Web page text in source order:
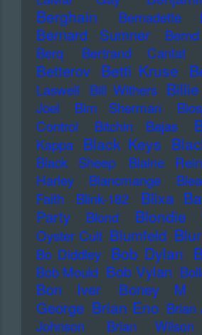
Berghain Bernadette
Bernard Sumner
Berq
Bertrand Cantat
Betterov Betti Kruse
Laswell
Bill Withers
Joel
Bim Sherman
Control
Bitchin Bajas
Kappa Black Keys
Black Sheep Blaine
Harley
Blancmange
Faith
Blink-182 Blixa
Party
Blond Blondie
Oyster Cult Blumfeld Blur
Bo Diddley Bob Dylan
Bob Mould Bob Vylan
Bon Iver Boney M
George Brian Eno Brian
Johnson
Brian Wilson